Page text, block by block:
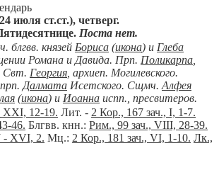
июля ст.ст.), четверг.
Поста нет.
блгвв. князей Бориса (икона) и Глеба
Романа и Давида. Прп. Поликарпа
Свт. Георгия , архиеп. Могилевского.
Далмата Исетского. Сщмч. Алфея
(икона) и Иоанна испп., пресвитеров.
XXI, 12-19. Лит. - 2 Кор., 167 зач., I, 1-7.
46. Блгвв. кнн.: Рим., 99 зач., VIII, 28-39.
- XVI, 2. Мц.: 2 Кор., 181 зач., VI, 1-10. Лк.,